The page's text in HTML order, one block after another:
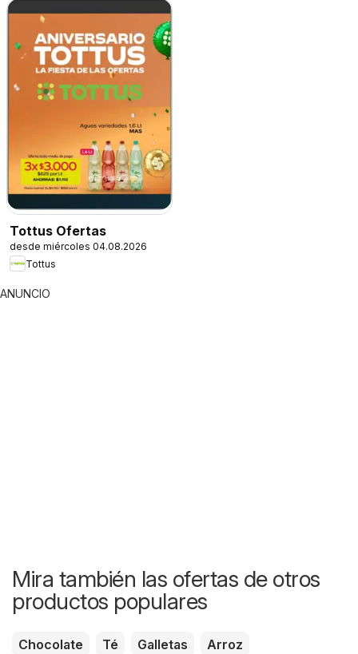
Tottus Ofertas
desde miércoles 04.08.2026
Tottus
ANUNCIO
Mira también las ofertas de otros
productos populares
Chocolate Té Galletas
Arroz